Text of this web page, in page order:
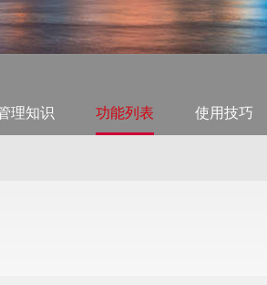
理知识 功能列表 使用技巧